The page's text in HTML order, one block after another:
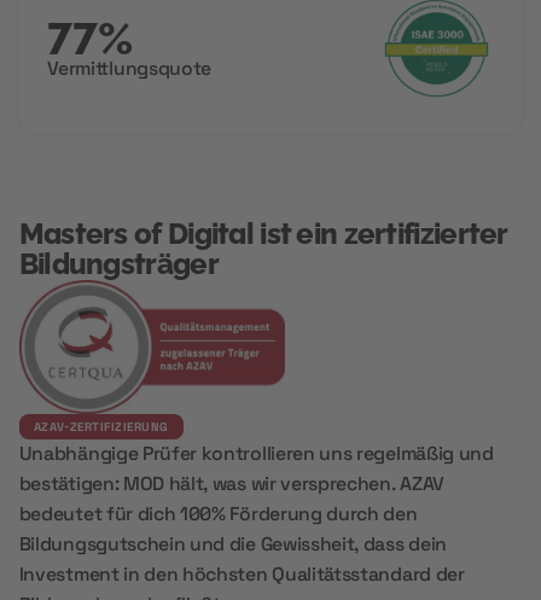
77%
Vermittlungsquote
Masters of Digital ist ein zertifizierter
Bildungsträger
AZAV-ZERTIFIZIERUNG
Unabhängige Prüfer kontrollieren uns regelmäßig und
bestätigen: MOD hält, was wir versprechen. AZAV
bedeutet für dich 100% Förderung durch den
Bildungsgutschein und die Gewissheit, dass dein
Investment in den höchsten Qualitätsstandard der